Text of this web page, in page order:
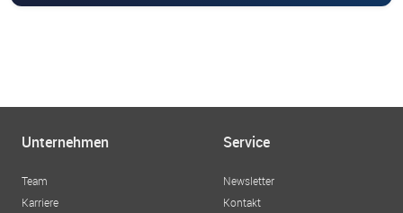
Unternehmen
Team
Karriere
Service
Newsletter
Kontakt